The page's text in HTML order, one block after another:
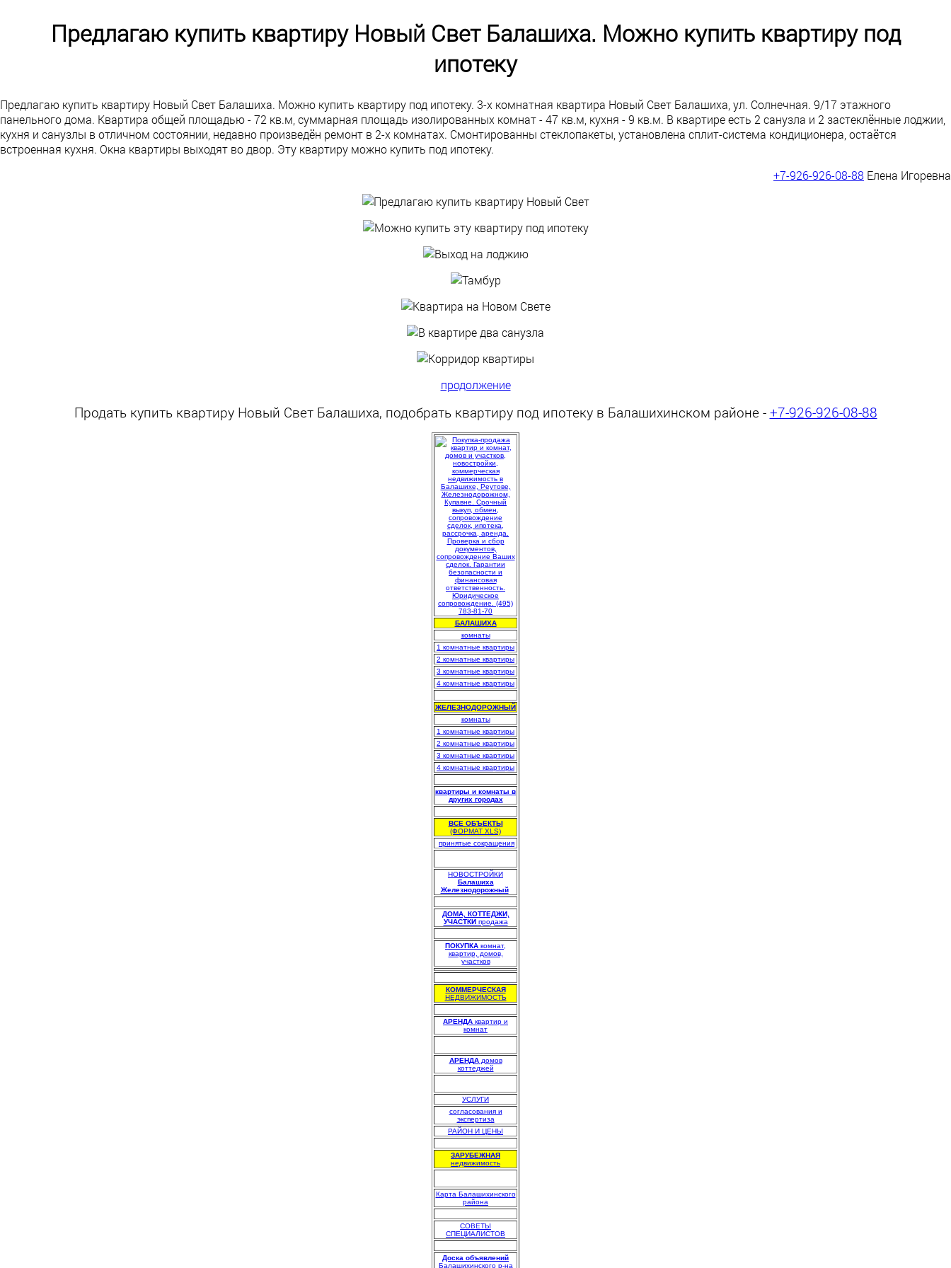
Предлагаю купить квартиру Новый Свет Балашиха. Можно купить квартиру под
ипотеку
Предлагаю купить квартиру Новый Свет Балашиха. Можно купить квартиру под ипотеку. 3-х комнатная квартира Новый Свет Балашиха, ул. Солнечная. 9/17 этажного
панельного дома. Квартира общей площадью - 72 кв.м, суммарная площадь изолированных комнат - 47 кв.м, кухня - 9 кв.м. В квартире есть 2 санузла и 2 застеклённые лоджии,
кухня и санузлы в отличном состоянии, недавно произведён ремонт в 2-х комнатах. Смонтированны стеклопакеты, установлена сплит-система кондиционера, остаётся
встроенная кухня. Окна квартиры выходят во двор. Эту квартиру можно купить под ипотеку.
+7-926-926-08-88 Елена Игоревна
продолжение
Продать купить квартиру Новый Свет Балашиха, подобрать квартиру под ипотеку в Балашихинском районе - +7-926-926-08-88
БАЛАШИХА
комнаты
1 комнатные квартиры
2 комнатные квартиры
3 комнатные квартиры
4 комнатные квартиры
ЖЕЛЕЗНОДОРОЖНЫЙ
комнаты
1 комнатные квартиры
2 комнатные квартиры
3 комнатные квартиры
4 комнатные квартиры
квартиры и комнаты в
других городах
ВСЕ ОБЪЕКТЫ
(ФОРМАТ XLS)
принятые сокращения
НОВОСТРОЙКИ
Балашиха
Железнодорожный.
ДОМА, КОТТЕДЖИ,
УЧАСТКИ продажа
ПОКУПКА комнат,
квартир, домов,
участков
КОММЕРЧЕСКАЯ
НЕДВИЖИМОСТЬ
АРЕНДА квартир и
комнат
АРЕНДАдомов
коттеджей
УСЛУГИ
согласования и
экспертиза
РАЙОН И ЦЕНЫ
ЗАРУБЕЖНАЯ
недвижимость
Карта Балашихинского
района
СОВЕТЫ
СПЕЦИАЛИСТОВ
Доска объявлений
Балашихинского р-на